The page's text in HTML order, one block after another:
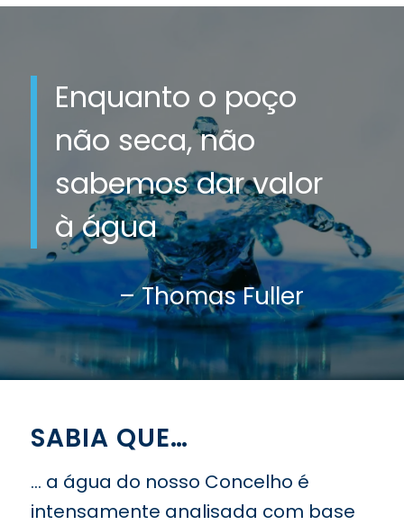
Enquanto o poço
não seca, não
sabemos dar valor
à água
– Thomas Fuller
SABIA QUE…
… a água do nosso Concelho é
intensamente analisada com base